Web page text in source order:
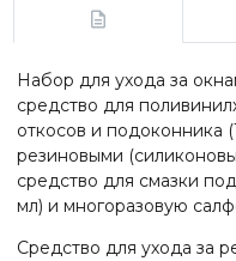
Набор для ухода за
средство для
откосов и подоконника
резиновыми
средство для смазки
мл) и многоразовую
Средство для ухода за